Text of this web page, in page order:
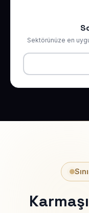
Sektörünüze en